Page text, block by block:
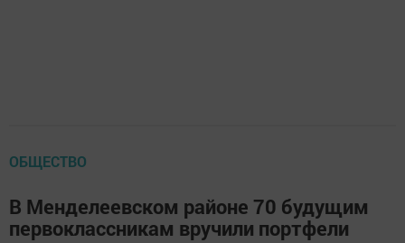
ОБЩЕСТВО
В Менделеевском районе 70 будущим
первоклассникам вручили портфели